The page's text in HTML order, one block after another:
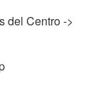
del Centro ->